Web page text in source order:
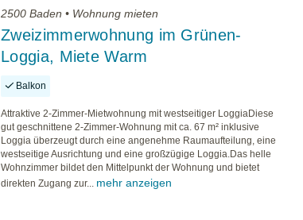
2500 Baden • Wohnung mieten
Zweizimmerwohnung im Grünen-
Loggia, Miete Warm
Balkon
Attraktive 2-Zimmer-Mietwohnung mit westseitiger LoggiaDiese
gut geschnittene 2-Zimmer-Wohnung mit ca. 67 m² inklusive
Loggia überzeugt durch eine angenehme Raumaufteilung, eine
westseitige Ausrichtung und eine großzügige Loggia.Das helle
Wohnzimmer bildet den Mittelpunkt der Wohnung und bietet
direkten Zugang zur... mehr anzeigen